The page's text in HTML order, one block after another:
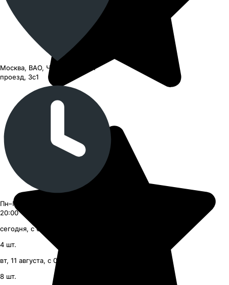
Москва, ВАО, Черницынский
проезд, 3с1
Пн–Пт 09:00–21:00, Сб–Вс 09:00–
20:00
сегодня, с 09:00
4 шт.
вт, 11 августа, с 09:00
8 шт.